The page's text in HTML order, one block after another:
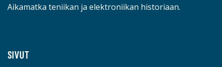
Aikamatka teniikan ja elektroniikan historiaan.
SIVUT